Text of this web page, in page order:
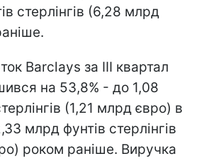
стерлінгів (6,28 млрд
Barclays за III квартал
на 53,8% - до 1,08
(1,21 млрд євро) в
млрд фунтів стерлінгів
роком раніше. Виручка